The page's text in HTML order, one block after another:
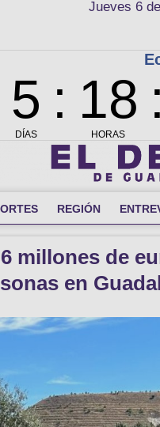
Jueves 6
REGIÓN
millones de
en